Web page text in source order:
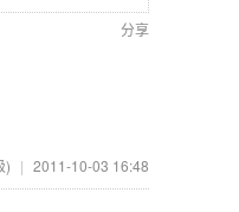
分享
) | 2011-10-03 16:48